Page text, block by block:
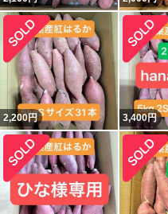
2,200円 3,400円